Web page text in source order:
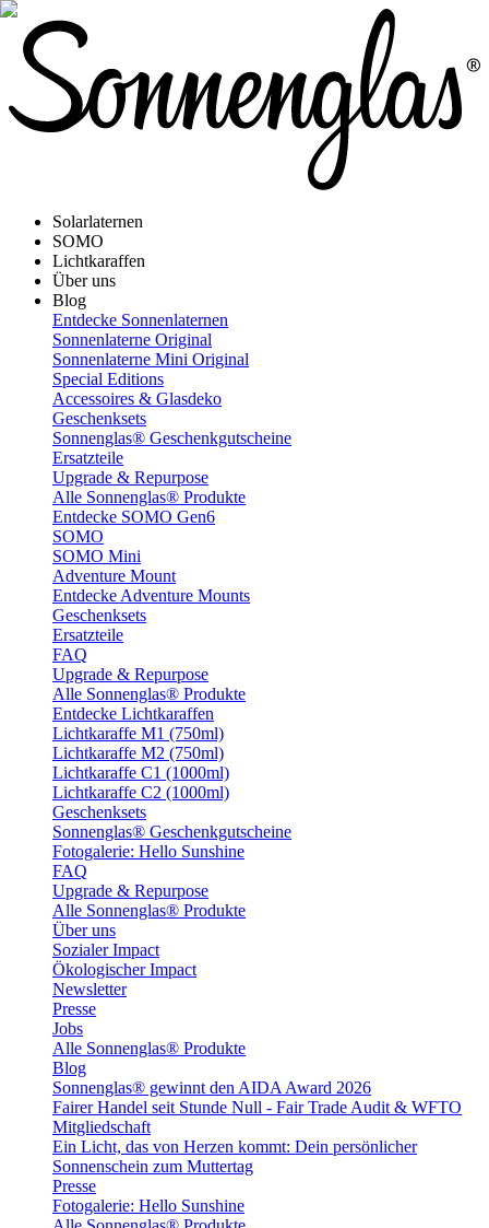
Solarlaternen
SOMO
Lichtkaraffen
Über uns
Blog
Entdecke Sonnenlaternen
Sonnenlaterne Original
Sonnenlaterne Mini Original
Special Editions
Accessoires & Glasdeko
Geschenksets
Sonnenglas® Geschenkgutscheine
Ersatzteile
Upgrade & Repurpose
Alle Sonnenglas® Produkte
Entdecke SOMO Gen6
SOMO
SOMO Mini
Adventure Mount
Entdecke Adventure Mounts
Geschenksets
Ersatzteile
FAQ
Upgrade & Repurpose
Alle Sonnenglas® Produkte
Entdecke Lichtkaraffen
Lichtkaraffe M1 (750ml)
Lichtkaraffe M2 (750ml)
Lichtkaraffe C1 (1000ml)
Lichtkaraffe C2 (1000ml)
Geschenksets
Sonnenglas® Geschenkgutscheine
Fotogalerie: Hello Sunshine
FAQ
Upgrade & Repurpose
Alle Sonnenglas® Produkte
Über uns
Sozialer Impact
Ökologischer Impact
Newsletter
Presse
Jobs
Alle Sonnenglas® Produkte
Blog
Sonnenglas® gewinnt den AIDA Award 2026
Fairer Handel seit Stunde Null - Fair Trade Audit & WFTO
Mitgliedschaft
Ein Licht, das von Herzen kommt: Dein persönlicher
Sonnenschein zum Muttertag
Presse
Fotogalerie: Hello Sunshine